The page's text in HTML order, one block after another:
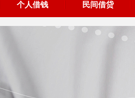
个人借钱 民间借贷